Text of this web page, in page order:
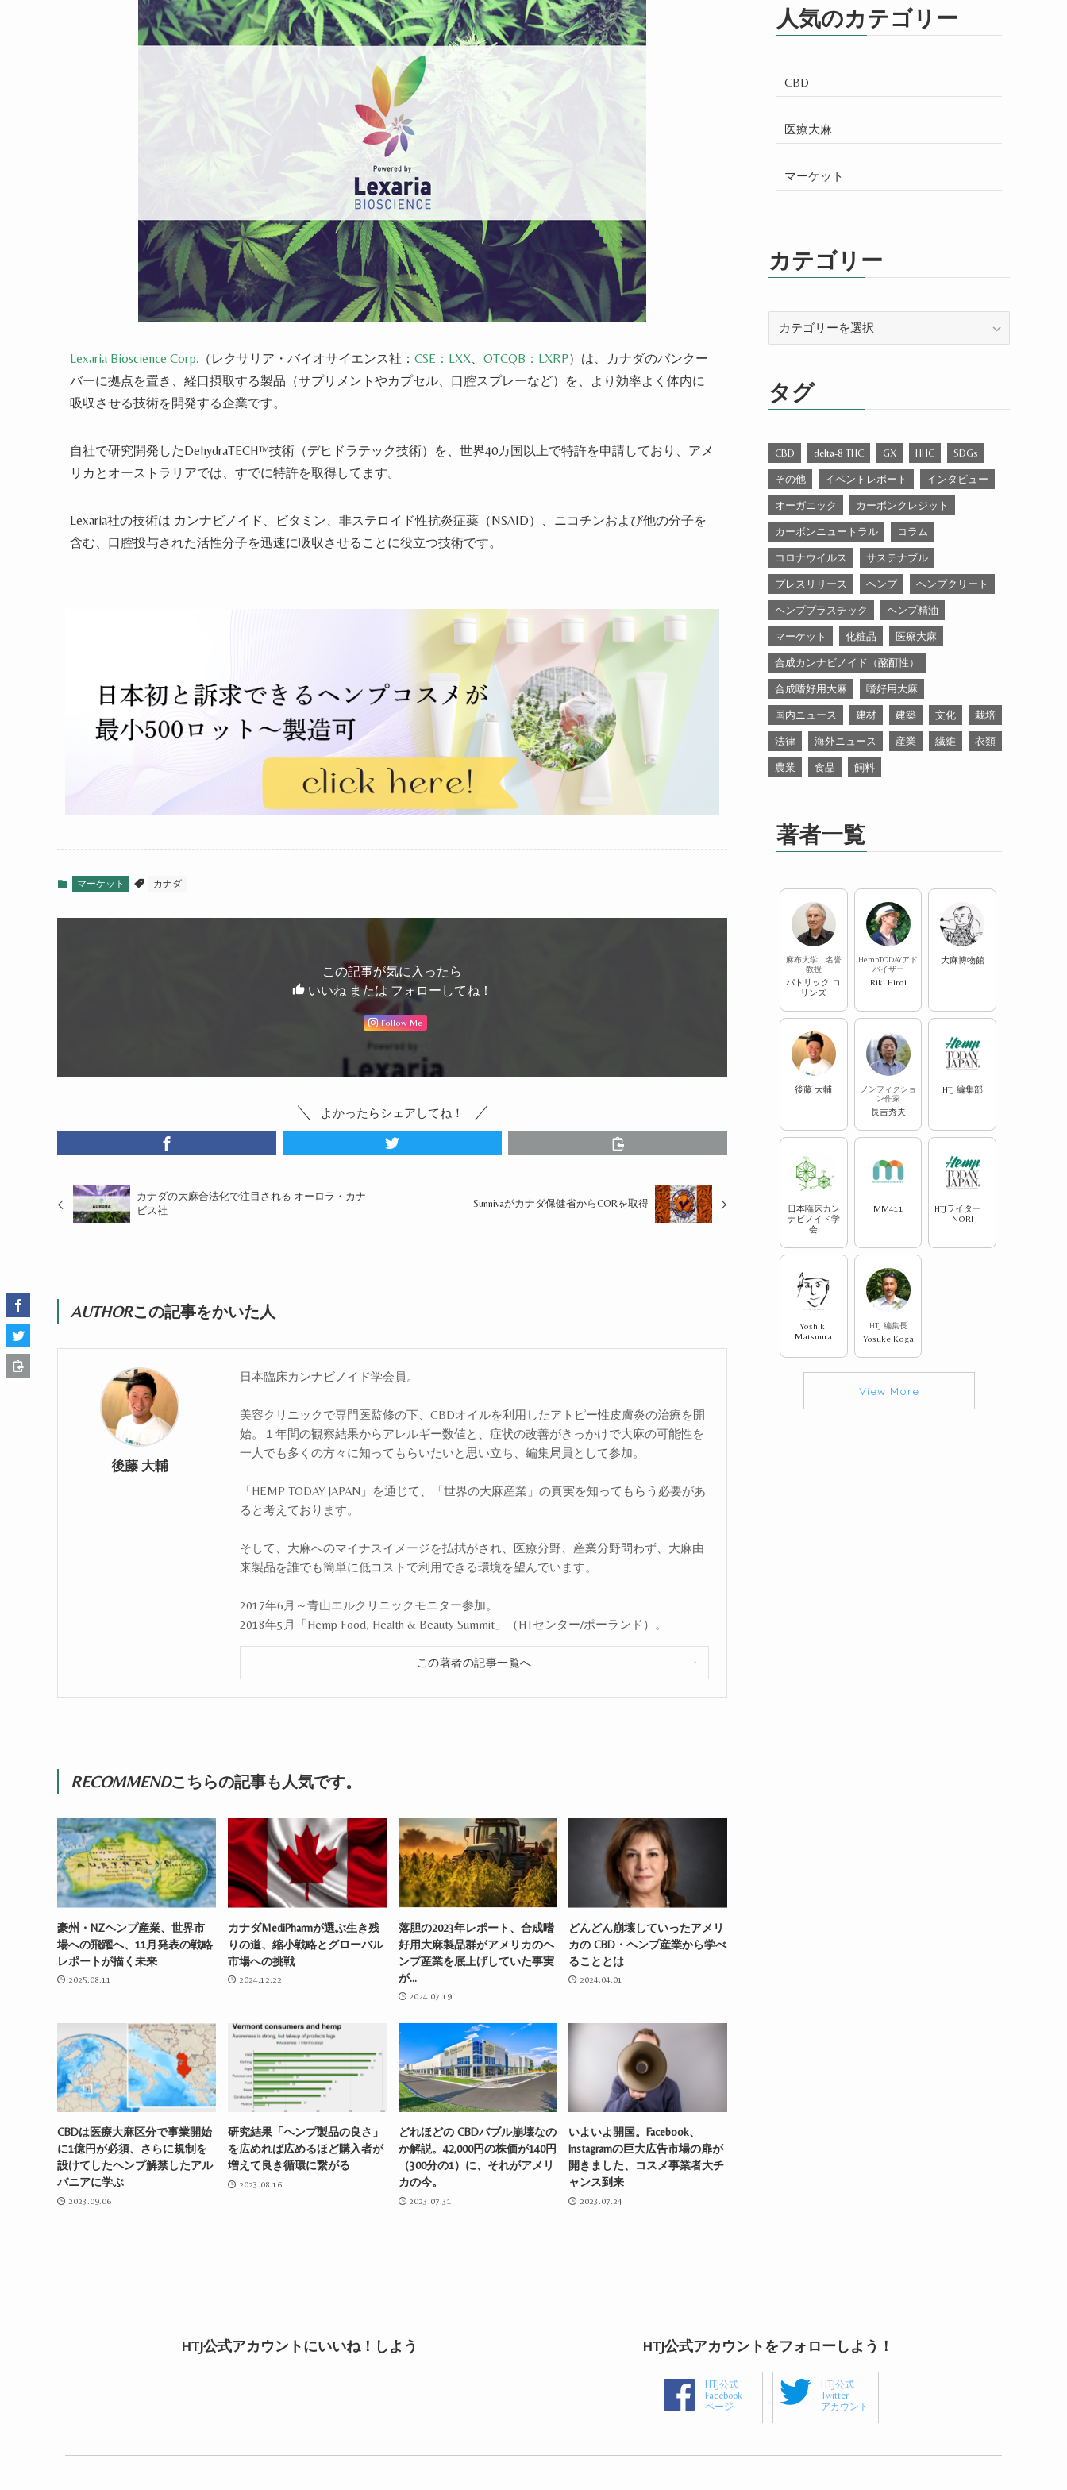
Lexaria Bioscience Corp. （レクサリア・バイオサイエンス社 ： CSE：LXX、 OTCQB：LXRP）は、 カナダのバンクー
バーに拠点を置き、経口摂取する製品（サプリメントやカプセル、口腔スプレーなど）
を、より 効率よく体内に
吸収させる技術を開発する企業です。
自社で研究開発 したDehydraTECH™技術 （デヒドラテック技術）を、 世界40カ国以上で特許を申請しており、 アメ
リカとオーストラリアでは、 すでに特許を取得してます。
Lexaria社の技術は カンナビノイド、ビタミン、非ステロイド性抗炎症薬（NSAID）、ニコチンおよび他の分子を
含む、 口腔投与された活性分子を迅速に吸収させることに役立つ技術です。
マーケット カナダ
この記事が気に入ったら
いいね または フォローしてね！
Follow Me
よかったらシェアしてね！
カナダの大麻合法化で注目される オーロラ・カナ
ビス社
Sunnivaがカナダ保健省からCORを取得
AUTHORこの記事をかいた人
後藤 大輔
日本臨床カンナビノイド学会員。
美容クリニックで専門医監修の下、CBDオイルを利用したアトピー性皮膚炎の治療を開
始。１年間の観察結果からアレルギー数値と、症状の改善がきっかけで大麻の可能性を
一人でも多くの方々に知ってもらいたいと思い立ち、編集局員として参加。
「HEMP TODAY JAPAN」を通じて、「世界の大麻産業」の真実を知ってもらう必要があ
ると考えております。
そして、大麻へのマイナスイメージを払拭がされ、医療分野、産業分野問わず、大麻由
来製品を誰でも簡単に低コストで利用できる環境を望んでいます。
2017年6月～青山エルクリニックモニター参加。
2018年5月「Hemp Food, Health & Beauty Summit」（HTセンター/ポーランド）。
この著者の記事一覧へ
RECOMMENDこちらの記事も人気です。
豪州・NZヘンプ産業、世界市
場への飛躍へ、11月発表の戦略
レポートが描く未来
2025.08.11
カナダMediPharmが選ぶ生き残
りの道、縮小戦略とグローバル
市場への挑戦
2024.12.22
落胆の2023年レポート、合成嗜
好用大麻製品群がアメリカのヘ
ンプ産業を底上げしていた事実
が…
2024.07.19
どんどん崩壊していったアメリ
カの CBD・ヘンプ産業から学べ
ることとは
2024.04.01
CBDは医療大麻区分で事業開始
に1億円が必須、さらに規制を
設けてしたヘンプ解禁したアル
バニアに学ぶ
2023.09.06
研究結果「ヘンプ製品の良さ」
を広めれば広めるほど購入者が
増えて良き循環に繋がる
2023.08.16
どれほどの CBDバブル崩壊なの
か解説。42,000円の株価が140円
（300分の1）に、それがアメリ
カの今。
2023.07.31
いよいよ開国。Facebook、
Instagramの巨大広告市場の扉が
開きました、コスメ事業者大チ
ャンス到来
2023.07.24
人気のカテゴリー
CBD
医療大麻
マーケット
カテゴリー
ー
タグ
CBD delta-8 THC GX HHC SDGs
その他 イベントレポート インタビュー
オーガニック カーボンクレジット
カーボンニュートラル コラム
コロナウイルス サステナブル
プレスリリース ヘンプ ヘンプクリート
ヘンププラスチック ヘンプ精油
マーケット 化粧品 医療大麻
合成カンナビノイド（酩酊性）
合成嗜好用大麻 嗜好用大麻
国内ニュース 建材 建築 文化 栽培
法律 海外ニュース 産業 繊維 衣類
農業 食品 飼料
著者一覧
麻布大学 名誉
教授
パトリック コ
リンズ
HempTODAYアド
バイザー
Riki Hiroi
大麻博物館
後藤 大輔
ノンフィクショ
ン作家
長吉秀夫
HTJ 編集部
日本臨床カン
ナビノイド学
会
MM411
HTJライター
NORI
Yoshiki
Matsuura
HTJ 編集長
Yosuke Koga
View More
HTJ公式アカウントにいいね！しよう HTJ公式アカウントをフォローしよう！
HTJ公式
Facebook
ページ
HTJ公式
Twitter
アカウント